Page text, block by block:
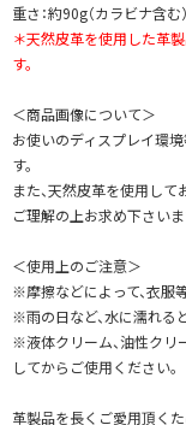
重さ：約90g（カラビナ含む）
＊天然皮革を使用した革
す。
＜商品画像について＞
お使いのディスプレイ環
す。
また、天然皮革を使用して
ご理解の上お求め下さい
＜使用上のご注意＞
※摩擦などによって、衣服
※雨の日など、水に濡れる
※液体クリーム、油性クリ
してからご使用ください。
革製品を長くご愛用頂くた